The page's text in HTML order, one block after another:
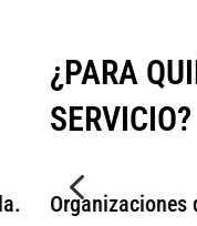
¿PARA
SERVICIO?
Organizaciones
4